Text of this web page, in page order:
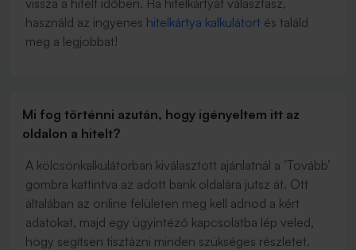
vissza a hitelt időben. Ha hitelkártyát választasz,
használd az ingyenes hitelkártya kalkulátort és találd
meg a legjobbat!
Mi fog történni azután, hogy igényeltem itt az
oldalon a hitelt?
A kölcsönkalkulátorban kiválasztott ajánlatnál a ’Tovább’
gombra kattintva az adott bank oldalára jutsz át. Ott
általában az online felületen meg kell adnod a kért
adatokat, majd egy ügyintéző kapcsolatba lép veled,
hogy segítsen tisztázni minden szükséges részletet.